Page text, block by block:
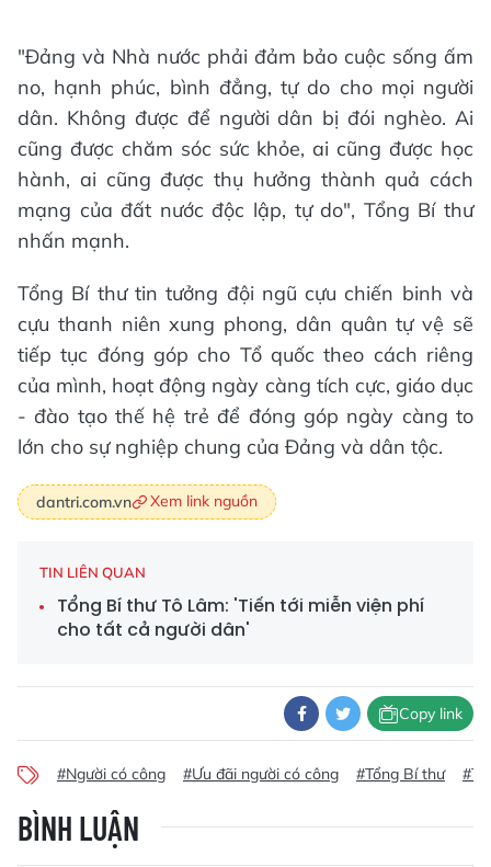
"Đảng và Nhà nước phải đảm bảo cuộc sống ấm
no, hạnh phúc, bình đẳng, tự do cho mọi người
dân. Không được để người dân bị đói nghèo. Ai
cũng được chăm sóc sức khỏe, ai cũng được học
hành, ai cũng được thụ hưởng thành quả cách
mạng của đất nước độc lập, tự do", Tổng Bí thư
nhấn mạnh.
Tổng Bí thư tin tưởng đội ngũ cựu chiến binh và
cựu thanh niên xung phong, dân quân tự vệ sẽ
tiếp tục đóng góp cho Tổ quốc theo cách riêng
của mình, hoạt động ngày càng tích cực, giáo dục
- đào tạo thế hệ trẻ để đóng góp ngày càng to
lớn cho sự nghiệp chung của Đảng và dân tộc.
dantri.com.vn Xem link nguồn
TIN LIÊN QUAN
Tổng Bí thư Tô Lâm: 'Tiến tới miễn viện phí
cho tất cả người dân'
Copy link
#Người có công #Ưu đãi người có công #Tổng Bí thư
BÌNH LUẬN